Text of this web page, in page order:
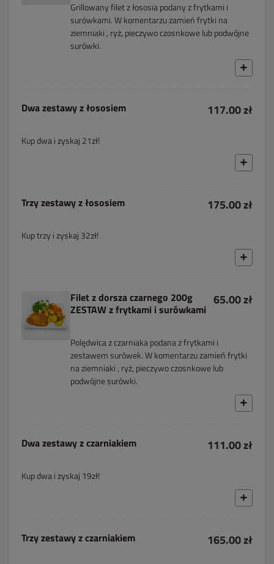
Grillowany filet z łososia podany z frytkami i
surówkami. W komentarzu zamień frytki na
ziemniaki , ryż, pieczywo czosnkowe lub podwójne
surówki.
Dwa zestawy z łososiem 117.00 zł
Kup dwa i zyskaj 21zł!
Trzy zestawy z łososiem 175.00 zł
Kup trzy i zyskaj 32zł!
Filet z dorsza czarnego 200g
ZESTAW z frytkami i surówkami
65.00 zł
Polędwica z czarniaka podana z frytkami i
zestawem surówek. W komentarzu zamień frytki
na ziemniaki , ryż, pieczywo czosnkowe lub
podwójne surówki.
Dwa zestawy z czarniakiem 111.00 zł
Kup dwa i zyskaj 19zł!
Trzy zestawy z czarniakiem 165.00 zł